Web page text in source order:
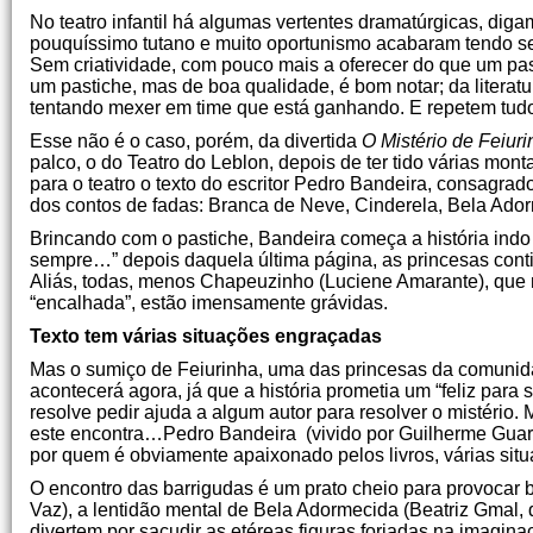
No teatro infantil há algumas vertentes dramatúrgicas,
pouquíssimo tutano e muito oportunismo acabaram tendo
Sem criatividade, com pouco mais a oferecer do que um
um pastiche, mas de boa qualidade, é bom notar; da
tentando mexer em time que está ganhando. E repetem
Esse não é o caso, porém, da divertida O Mistério de
palco, o do Teatro do Leblon, depois de ter tido várias
para o teatro o texto do escritor Pedro Bandeira,
dos contos de fadas: Branca de Neve, Cinderela, Bela
Brincando com o pastiche, Bandeira começa a história
sempre…” depois daquela última página, as princesas
Aliás, todas, menos Chapeuzinho (Luciene Amarante),
“encalhada”, estão imensamente grávidas.
Texto tem várias situações engraçadas
Mas o sumiço de Feiurinha, uma das princesas da
acontecerá agora, já que a história prometia um “feliz
resolve pedir ajuda a algum autor para resolver o
este encontra…Pedro Bandeira (vivido por Guilherme
por quem é obviamente apaixonado pelos livros, várias
O encontro das barrigudas é um prato cheio para
Vaz), a lentidão mental de Bela Adormecida (Beatriz